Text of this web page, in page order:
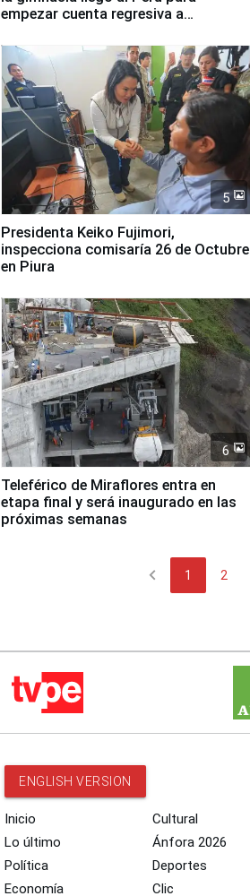
empezar cuenta regresiva a
5
Presidenta Keiko Fujimori,
inspecciona comisaría 26 de Octubre
en Piura
6
Teleférico de Miraflores entra en
etapa final y será inaugurado en las
próximas semanas
chevron_left 1 2
ENGLISH VERSION
Inicio
Lo último
Política
Economía
Cultural
Ánfora 2026
Deportes
Clic